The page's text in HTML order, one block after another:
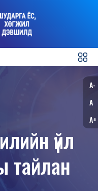
үйл
тайлан
A-
A
A+